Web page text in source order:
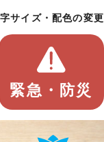
サイズ・配色の変更
緊急・防災